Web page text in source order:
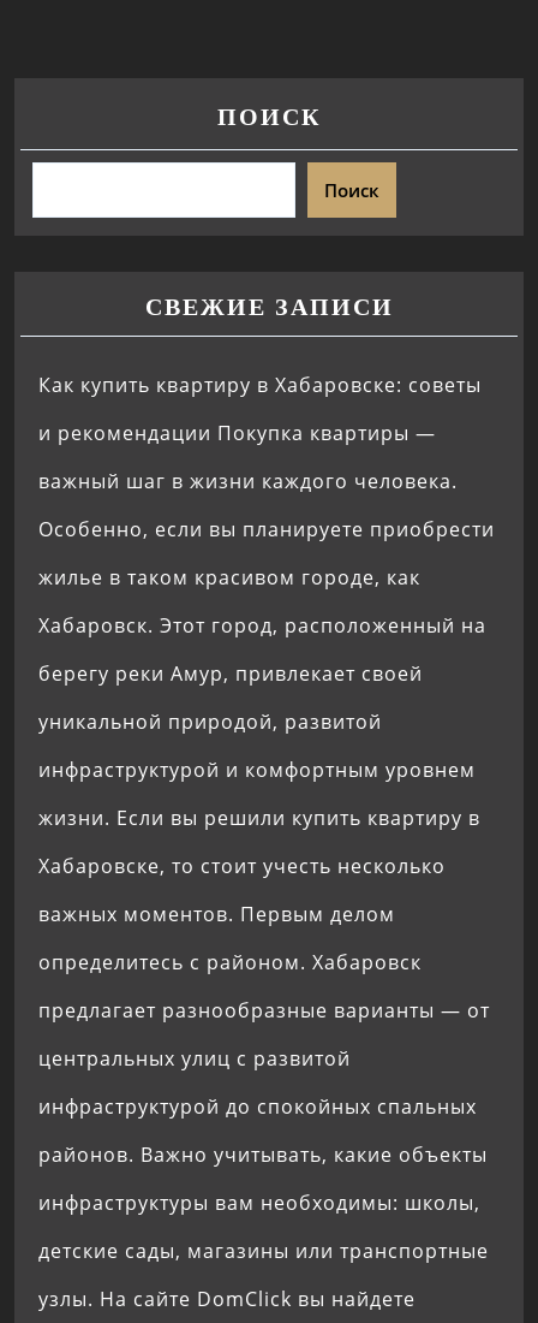
ПОИСК
Поиск
СВЕЖИЕ ЗАПИСИ
Как купить квартиру в Хабаровске: советы
и рекомендации Покупка квартиры —
важный шаг в жизни каждого человека.
Особенно, если вы планируете приобрести
жилье в таком красивом городе, как
Хабаровск. Этот город, расположенный на
берегу реки Амур, привлекает своей
уникальной природой, развитой
инфраструктурой и комфортным уровнем
жизни. Если вы решили купить квартиру в
Хабаровске, то стоит учесть несколько
важных моментов. Первым делом
определитесь с районом. Хабаровск
предлагает разнообразные варианты — от
центральных улиц с развитой
инфраструктурой до спокойных спальных
районов. Важно учитывать, какие объекты
инфраструктуры вам необходимы: школы,
детские сады, магазины или транспортные
узлы. На сайте DomClick вы найдете